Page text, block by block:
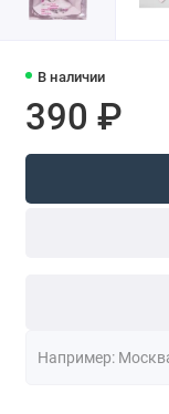
В наличии
390 ₽